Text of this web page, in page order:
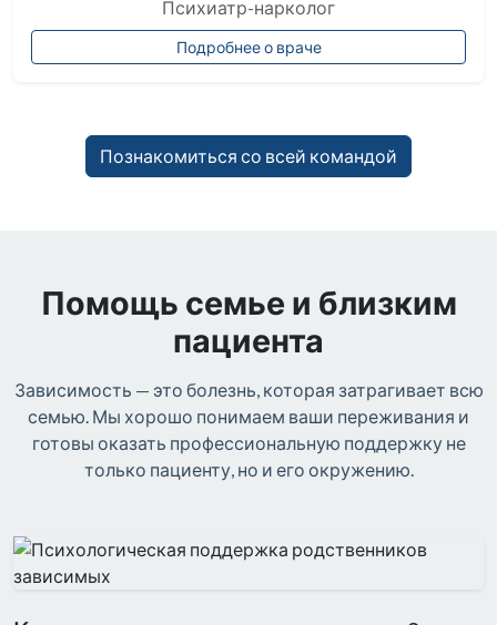
Психиатр-нарколог
Подробнее о враче
Познакомиться со всей командой
Помощь семье и близким
пациента
Зависимость — это болезнь, которая затрагивает всю
семью. Мы хорошо понимаем ваши переживания и
готовы оказать профессиональную поддержку не
только пациенту, но и его окружению.